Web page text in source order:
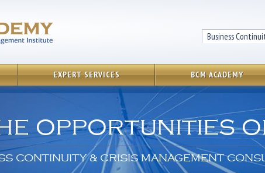
EXPERT SERVICES BCM ACADEMY
opportunities
CONTINUITY & CRISIS MANAGEMENT